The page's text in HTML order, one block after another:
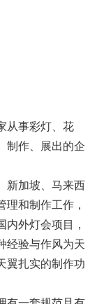
从事彩灯、花
制作、展出的企
新加坡、马来西
理和制作工作，
外灯会项目，
经验与作风为天
翼扎实的制作功